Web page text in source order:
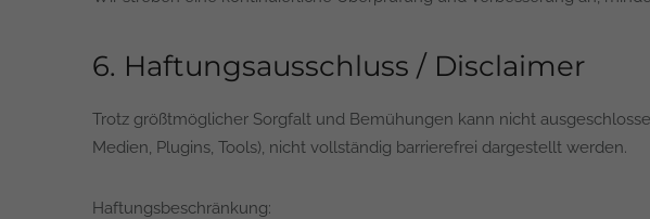
6. Haftungsausschluss / Disclaimer
Trotz größtmöglicher Sorgfalt und Bemühungen kann nicht
Medien, Plugins, Tools), nicht vollständig barrierefrei dargestellt werden.
Haftungsbeschränkung: